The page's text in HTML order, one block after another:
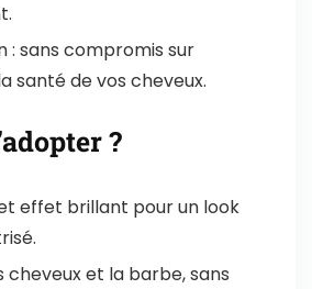
: sans compromis sur
santé de vos cheveux.
?
effet brillant pour un look
cheveux et la barbe, sans